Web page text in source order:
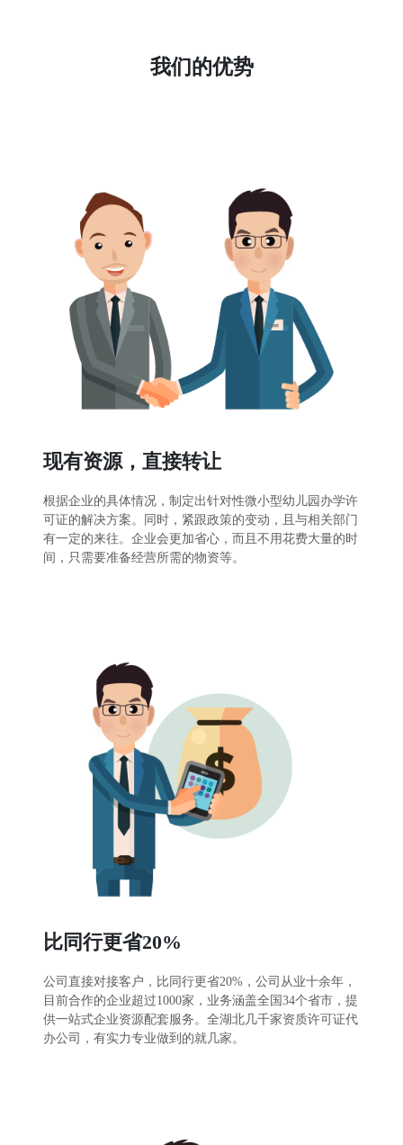
我们的优势
现有资源，直接转让
根据企业的具体情况，制定出针对性微小型幼儿园办学许
可证的解决方案。同时，紧跟政策的变动，且与相关部门
有一定的来往。企业会更加省心，而且不用花费大量的时
间，只需要准备经营所需的物资等。
比同行更省20%
公司直接对接客户，比同行更省20%，公司从业十余年，
目前合作的企业超过1000家，业务涵盖全国34个省市，提
供一站式企业资源配套服务。全湖北几千家资质许可证代
办公司，有实力专业做到的就几家。